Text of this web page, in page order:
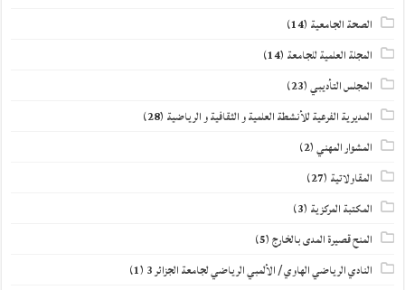
الصحة الجامعية (14)
المجلة العلمية للجامعة (14)
المجلس التأديبي(23)
المديرية الفرعية للأنشطة العلمية و الثقافية و الرياضية (28)
المشوار المهني(2)
المقاولاتية (27)
المكتبة المركزية (3)
المنح قصيرة المدى بالخارج(5)
النادي الرياضي الهاوي / الألمبي الرياضي لجامعة الجزائر 3 (1)